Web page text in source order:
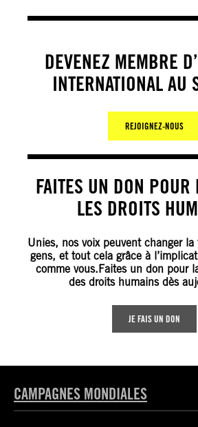
DEVENEZ MEMBRE
INTERNATIONAL AU
REJOIGNEZ-NOUS
FAITES UN DON POUR
LES DROITS
Unies, nos voix peuvent changer
gens, et tout cela grâce à
comme vous.Faites un don pour
des droits humains dès
JE FAIS UN DON
CAMPAGNES MONDIALES